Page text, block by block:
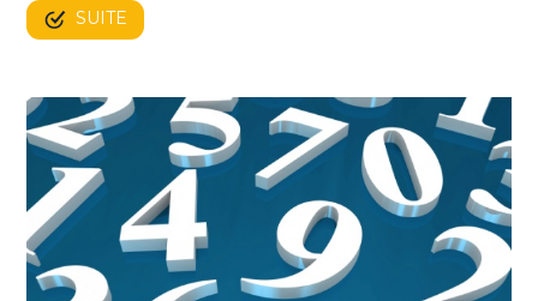
SUITE